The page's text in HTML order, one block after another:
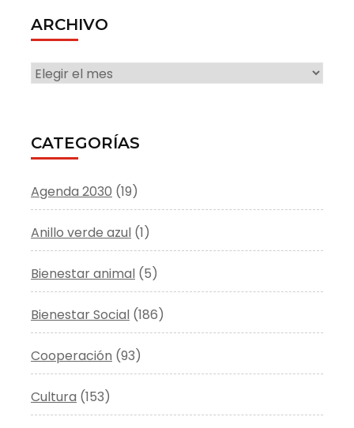
ARCHIVO
ARCHIVO
CATEGORÍAS
Agenda 2030 (19)
Anillo verde azul (1)
Bienestar animal (5)
Bienestar Social (186)
Cooperación (93)
Cultura (153)